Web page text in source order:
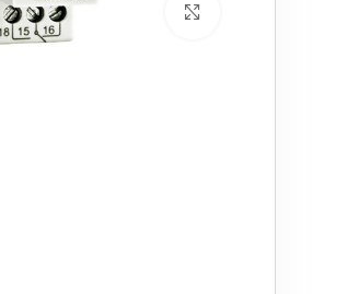
برای بزرگنمایی کلیک کنید